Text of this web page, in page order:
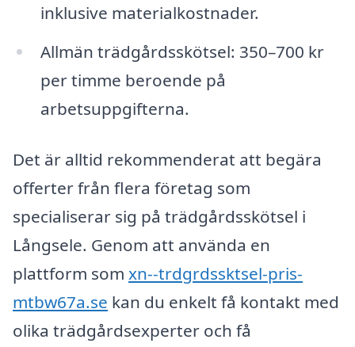
inklusive materialkostnader.
Allmän trädgårdsskötsel: 350–700 kr
per timme beroende på
arbetsuppgifterna.
Det är alltid rekommenderat att begära
offerter från flera företag som
specialiserar sig på trädgårdsskötsel i
Långsele. Genom att använda en
plattform som xn--trdgrdssktsel-pris-
mtbw67a.se kan du enkelt få kontakt med
olika trädgårdsexperter och få